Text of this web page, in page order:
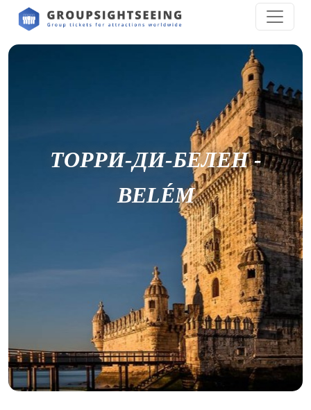
ТОРРИ-ДИ-БЕЛЕН -
BELÉM